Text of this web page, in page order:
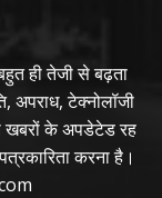
ही तेजी से बढ़ता
अपराध, टेक्नोलॉजी
खबरों के अपडेटेड रह
करना है।